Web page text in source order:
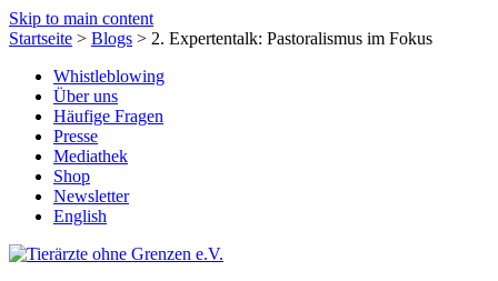
Skip to main content
Startseite > Blogs > 2. Expertentalk: Pastoralismus im Fokus
Whistleblowing
Über uns
Häufige Fragen
Presse
Mediathek
Shop
Newsletter
English